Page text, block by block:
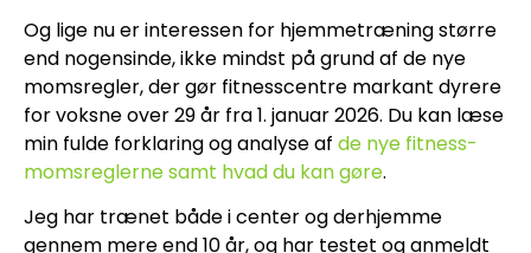
Og lige nu er interessen for hjemmetræning større
end nogensinde, ikke mindst på grund af de nye
momsregler, der gør fitnesscentre markant dyrere
for voksne over 29 år fra 1. januar 2026. Du kan læse
min fulde forklaring og analyse af de nye fitness-
momsreglerne samt hvad du kan gøre.
Jeg har trænet både i center og derhjemme
gennem mere end 10 år, og har testet og anmeldt